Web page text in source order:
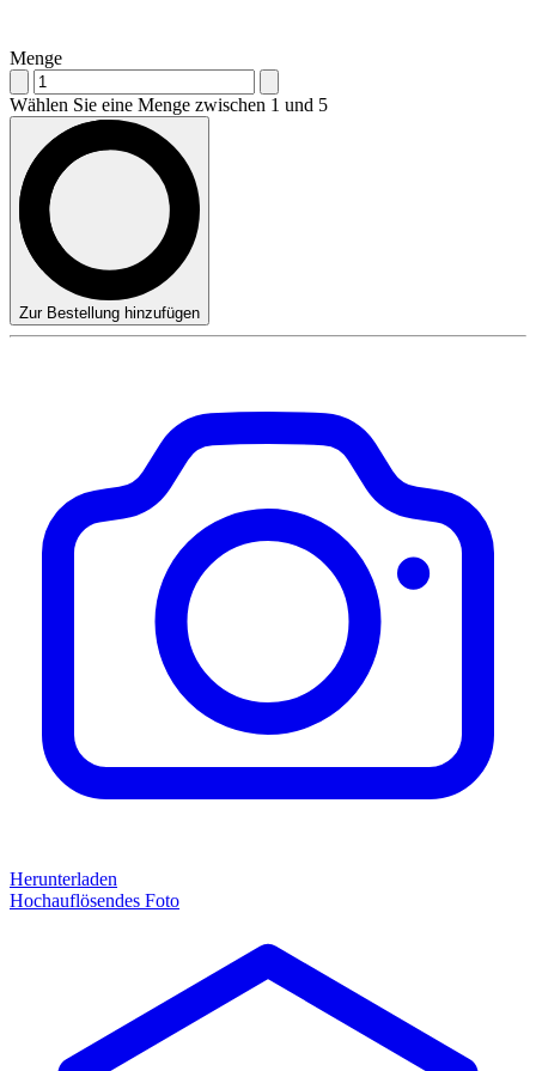
Menge
Wählen Sie eine Menge zwischen 1 und 5
Zur Bestellung hinzufügen
Herunterladen
Hochauflösendes Foto